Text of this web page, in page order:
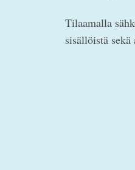
Tilaamalla
sisällöistä